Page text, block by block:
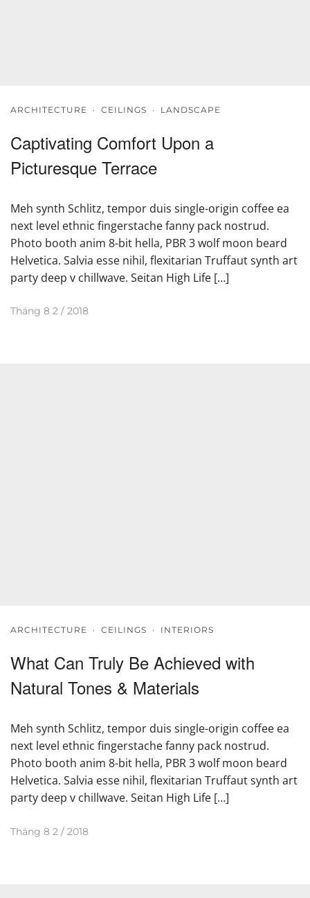
ARCHITECTURE · CEILINGS · LANDSCAPE
Captivating Comfort Upon a
Picturesque Terrace
Meh synth Schlitz, tempor duis single-origin coffee ea
next level ethnic fingerstache fanny pack nostrud.
Photo booth anim 8-bit hella, PBR 3 wolf moon beard
Helvetica. Salvia esse nihil, flexitarian Truffaut synth art
party deep v chillwave. Seitan High Life […]
Tháng 8 2 / 2018
ARCHITECTURE · CEILINGS · INTERIORS
What Can Truly Be Achieved with
Natural Tones & Materials
Meh synth Schlitz, tempor duis single-origin coffee ea
next level ethnic fingerstache fanny pack nostrud.
Photo booth anim 8-bit hella, PBR 3 wolf moon beard
Helvetica. Salvia esse nihil, flexitarian Truffaut synth art
party deep v chillwave. Seitan High Life […]
Tháng 8 2 / 2018